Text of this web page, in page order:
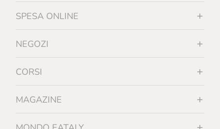
SPESA ONLINE
NEGOZI
CORSI
MAGAZINE